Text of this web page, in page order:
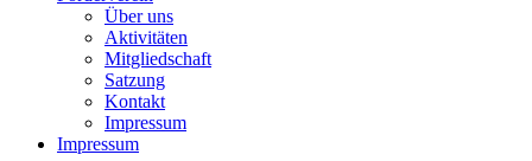
Über uns
Aktivitäten
Mitgliedschaft
Satzung
Kontakt
Impressum
Impressum